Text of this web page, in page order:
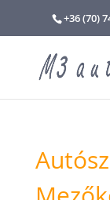
+36 (70)